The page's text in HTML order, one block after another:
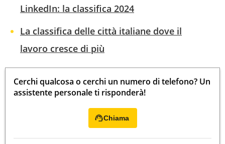
LinkedIn: la classifica 2024
La classifica delle città italiane dove il
lavoro cresce di più
Cerchi qualcosa o cerchi un numero di telefono? Un
assistente personale ti risponderà!
Chiama